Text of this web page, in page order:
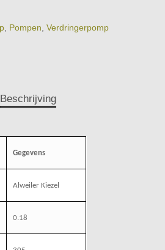
, Pompen Verdringerpomp
Beschrijving
Gegevens
Alweiler Kiezel
0.18